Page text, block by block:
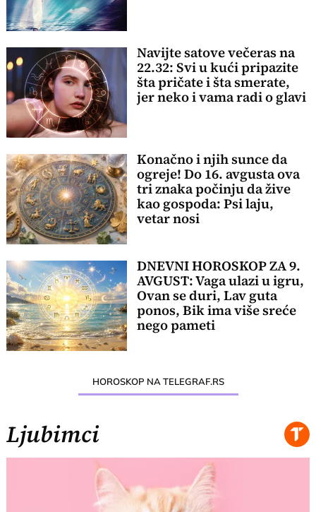
Navijte satove večeras na
22.32: Svi u kući pripazite
šta pričate i šta smerate,
jer neko i vama radi o glavi
Konačno i njih sunce da
ogreje! Do 16. avgusta ova
tri znaka počinju da žive
kao gospoda: Psi laju,
vetar nosi
DNEVNI HOROSKOP ZA 9.
AVGUST: Vaga ulazi u igru,
Ovan se duri, Lav guta
ponos, Bik ima više sreće
nego pameti
HOROSKOP NA TELEGRAF.RS
Ljubimci